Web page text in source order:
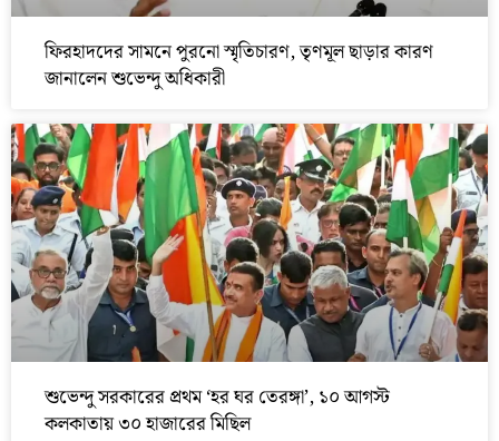
ফিরহাদদের সামনে পুরনো স্মৃতিচারণ, তৃণমূল ছাড়ার কারণ
জানালেন শুভেন্দু অধিকারী
শুভেন্দু সরকারের প্রথম ‘হর ঘর তেরঙ্গা’, ১০ আগস্ট
কলকাতায় ৩০ হাজারের মিছিল